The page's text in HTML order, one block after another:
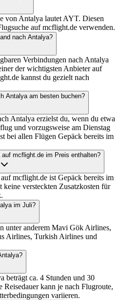
von Antalya lautet AYT. Diesen
auf mcflight.de verwenden.
nach Antalya?
Verbindungen nach Antalya
der wichtigsten Anbieter auf
kannst du gezielt nach
Antalya am besten buchen?
Antalya erzielst du, wenn du etwa
und vorzugsweise am Dienstag
bei allen Flügen Gepäck bereits im
mcflight.de im Preis enthalten?
mcflight.de ist Gepäck bereits im
keine versteckten Zusatzkosten für
im Juli?
unter anderem Mavi Gök Airlines,
Airlines, Turkish Airlines und
beträgt ca. 4 Stunden und 30
kann je nach Flugroute,
variieren.